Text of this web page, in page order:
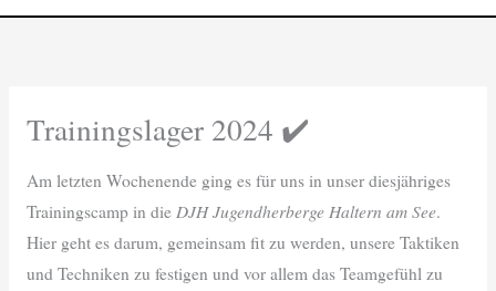
Trainingslager 2024 ✔️
Am letzten Wochenende ging es für uns in unser diesjähriges
Trainingscamp in die DJH Jugendherberge Haltern am See.
Hier geht es darum, gemeinsam fit zu werden, unsere Taktiken
und Techniken zu festigen und vor allem das Teamgefühl zu